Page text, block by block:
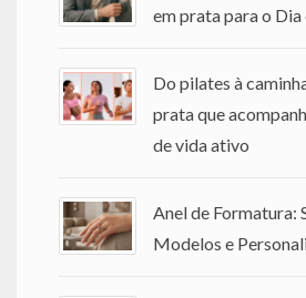
em prata para o Dia
Do pilates à
prata que
de vida ativo
Anel de Formatura:
Modelos e